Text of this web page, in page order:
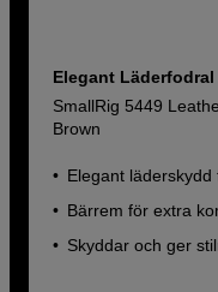
Elegant
SmallRig 5449
Brown
Elegant läderskydd
Bärrem för extra
Skyddar och ger